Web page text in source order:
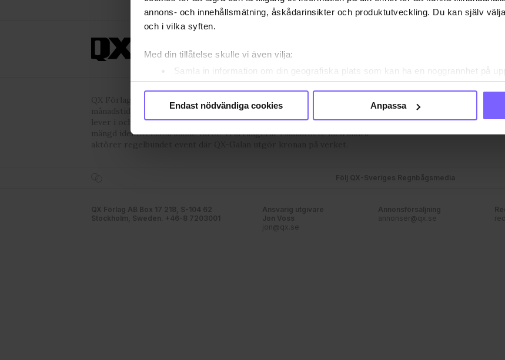
annons- och innehållsmätning, åskådarinsikter och produktutveckling. Du kan själv
och i vilka syften.
Med din tillåtelse skulle vi även vilja:
Samla in information om din geografiska plats som kan ha en noggrannhet på
Identifiera din enhet genom att aktivt skanna den för specifika kännetecken
Ta reda på mer om hur dina personliga uppgifter behandlas och ställ in dina preferenser i
med annan information som du har tillhandahållit eller som de har samlat in när du har
Endast nödvändiga cookies Anpassa
QX Förlag AB är, sedan 1995, regnbågs-communityts egen röst med
månadstidningen QX och nyhetstidningen qx.se som bevakar det samhälle vi
lever i och den kultur och de människor vi bryr oss om. I QX Shop finns en
mängd identitetsstärkande varor. Vi arrangerar i samarbete med andra
aktörer regelbundet event där QX-Galan utgör kronan på verket.
Följ QX-Sveriges Regnbågsmedia
QX Förlag AB Box 17 218, S-104 62
Stockholm, Sweden. +46-8 7203001
Ansvarig utgivare
Jon Voss
jon@qx.se
Annonsförsäljning
annonser@qx.se